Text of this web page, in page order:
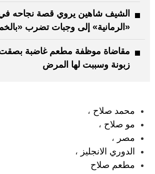
الشيف شاهين يروي قصة نجاحه
«الرمانية» إلى وجبات تضرب
مقاضاة موظفة مطعم غاضبة
زبونة وسببت لها المرض
محمد صلاح ،
مو صلاح ،
مصر ،
الدوري الانجليز ،
مطعم صلاح